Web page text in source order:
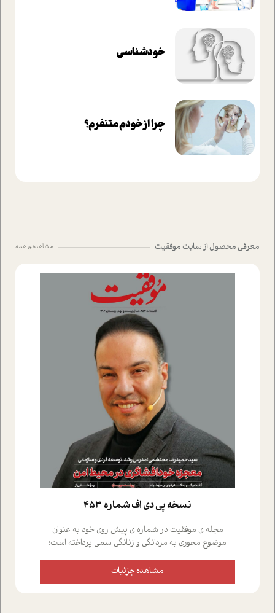
خودشناسی
چرا از خودم متنفرم؟
معرفی محصول از سایت موفقیت مشاهده ی همه
نسخه پي دي اف شماره 453
مجله ی موفقیت در شماره ی پیش روی خود به عنوان
موضوع محوری به مردانگی و زنانگی سمی پرداخته است؛
علیخواه، جامعه شناس در بخش های مختلف تلاش کرده ایم
از دریچه های گوناگون به این موضوع مهم بپردازیم.فصل
مشاهده جزئیات